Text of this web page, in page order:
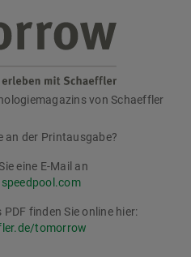
von Schaeffler
an der Printausgabe?
eine E-Mail an
finden Sie online hier:
tomorrow